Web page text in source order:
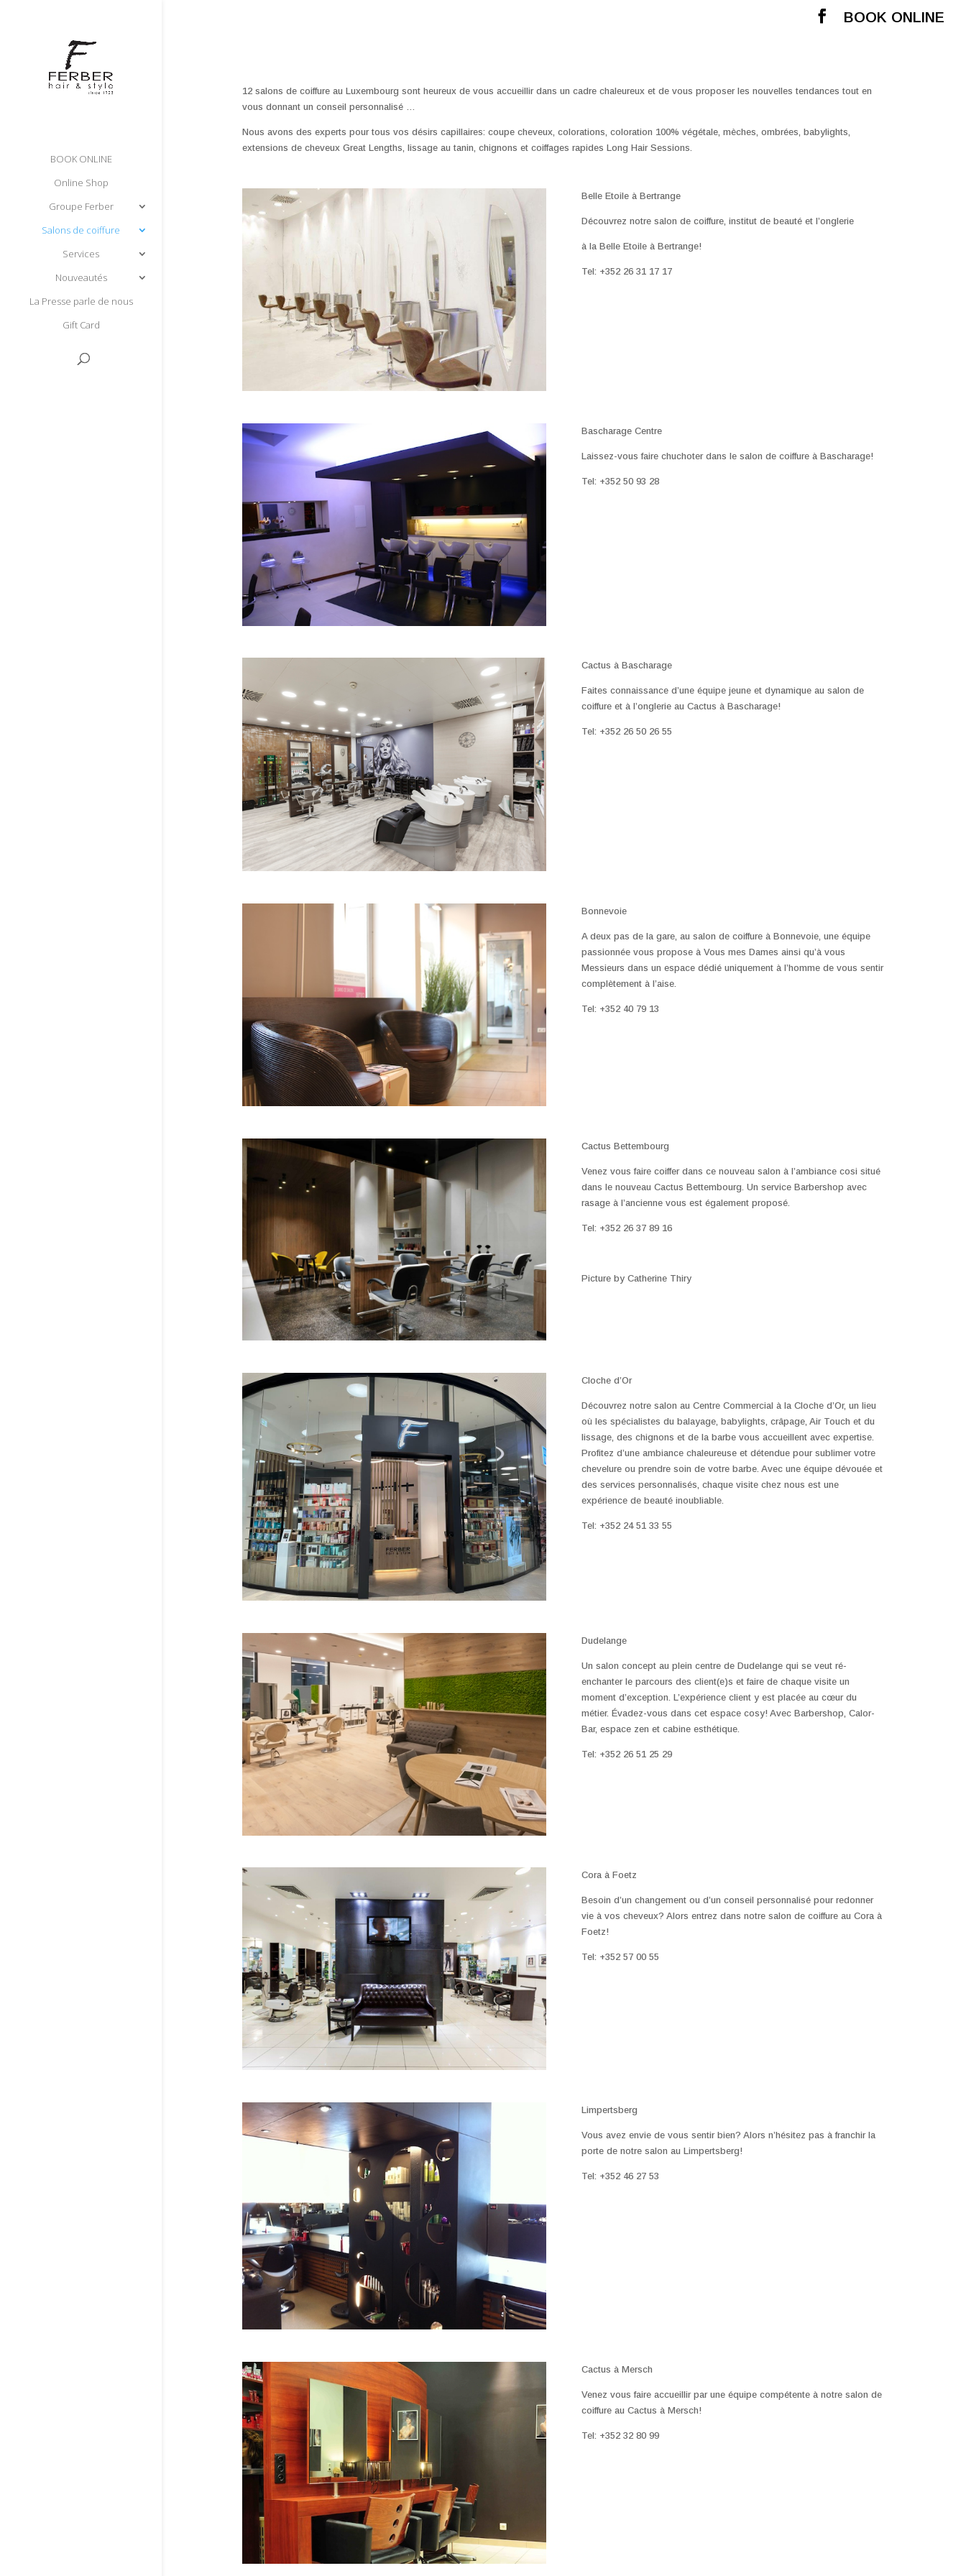
BOOK ONLINE
BOOK ONLINE
Online Shop
Groupe Ferber
Salons de coiffure
Services
Nouveautés
La Presse parle de nous
Gift Card
12 salons de coiffure au Luxembourg sont heureux de vous accueillir dans un cadre chaleureux et de vous proposer les nouvelles tendances tout en
vous donnant un conseil personnalisé …
Nous avons des experts pour tous vos désirs capillaires: coupe cheveux, colorations, coloration 100% végétale, mèches, ombrées, babylights,
extensions de cheveux Great Lengths, lissage au tanin, chignons et coiffages rapides Long Hair Sessions.
Belle Etoile à Bertrange
Découvrez notre salon de coiffure, institut de beauté et l’onglerie
à la Belle Etoile à Bertrange!
Tel: +352 26 31 17 17
Bascharage Centre
Laissez-vous faire chuchoter dans le salon de coiffure à Bascharage!
Tel: +352 50 93 28
Cactus à Bascharage
Faites connaissance d’une équipe jeune et dynamique au salon de
coiffure et à l’onglerie au Cactus à Bascharage!
Tel: +352 26 50 26 55
Bonnevoie
A deux pas de la gare, au salon de coiffure à Bonnevoie, une équipe
passionnée vous propose à Vous mes Dames ainsi qu’à vous
Messieurs dans un espace dédié uniquement à l’homme de vous sentir
complètement à l’aise.
Tel: +352 40 79 13
Cactus Bettembourg
Venez vous faire coiffer dans ce nouveau salon à l’ambiance cosi situé
dans le nouveau Cactus Bettembourg. Un service Barbershop avec
rasage à l’ancienne vous est également proposé.
Tel: +352 26 37 89 16
Picture by Catherine Thiry
Cloche d’Or
Découvrez notre salon au Centre Commercial à la Cloche d’Or, un lieu
où les spécialistes du balayage, babylights, crâpage, Air Touch et du
lissage, des chignons et de la barbe vous accueillent avec expertise.
Profitez d’une ambiance chaleureuse et détendue pour sublimer votre
chevelure ou prendre soin de votre barbe. Avec une équipe dévouée et
des services personnalisés, chaque visite chez nous est une
expérience de beauté inoubliable.
Tel: +352 24 51 33 55
Dudelange
Un salon concept au plein centre de Dudelange qui se veut ré-
enchanter le parcours des client(e)s et faire de chaque visite un
moment d’exception. L’expérience client y est placée au cœur du
métier. Évadez-vous dans cet espace cosy! Avec Barbershop, Calor-
Bar, espace zen et cabine esthétique.
Tel: +352 26 51 25 29
Cora à Foetz
Besoin d’un changement ou d’un conseil personnalisé pour redonner
vie à vos cheveux? Alors entrez dans notre salon de coiffure au Cora à
Foetz!
Tel: +352 57 00 55
Limpertsberg
Vous avez envie de vous sentir bien? Alors n’hésitez pas à franchir la
porte de notre salon au Limpertsberg!
Tel: +352 46 27 53
Cactus à Mersch
Venez vous faire accueillir par une équipe compétente à notre salon de
coiffure au Cactus à Mersch!
Tel: +352 32 80 99